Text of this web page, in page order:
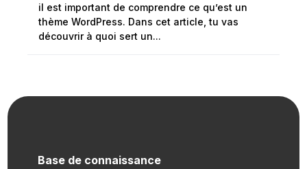
il est important de comprendre ce qu’est un
thème WordPress. Dans cet article, tu vas
découvrir à quoi sert un...
Base de connaissance